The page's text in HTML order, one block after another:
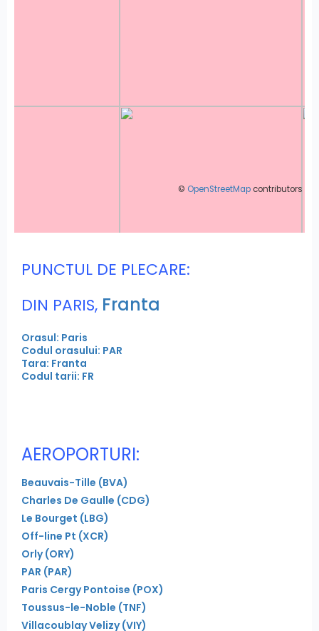
© OpenStreetMap contributors
PUNCTUL DE PLECARE:
DIN PARIS, Franta
Orasul: Paris
Codul orasului: PAR
Tara: Franta
Codul tarii: FR
AEROPORTURI:
Beauvais-Tille (BVA)
Charles De Gaulle (CDG)
Le Bourget (LBG)
Off-line Pt (XCR)
Orly (ORY)
PAR (PAR)
Paris Cergy Pontoise (POX)
Toussus-le-Noble (TNF)
Villacoublay Velizy (VIY)